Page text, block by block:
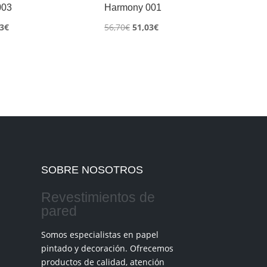
€El
Harmony 001
56,70€ El
51,03€El
SOBRE NOSOTROS
Revestimientos de
pared
Somos especialistas en papel
pintado y decoración. Ofrecemos
productos de calidad, atención